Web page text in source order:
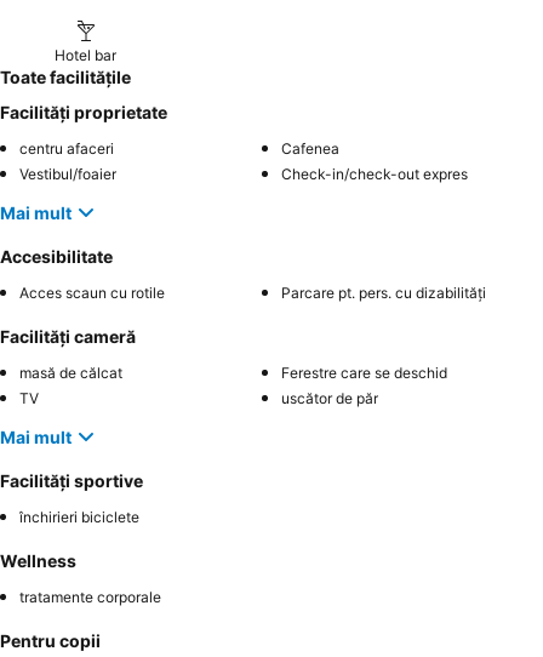
Hotel bar
Toate facilitățile
Facilități proprietate
centru afaceri
Cafenea
Vestibul/foaier
Check-in/check-out expres
Mai mult
Accesibilitate
Acces scaun cu rotile Parcare pt. pers. cu dizabilități
Facilități cameră
masă de călcat
Ferestre care se deschid
TV
uscător de păr
Mai mult
Facilități sportive
închirieri biciclete
Wellness
tratamente corporale
Pentru copii